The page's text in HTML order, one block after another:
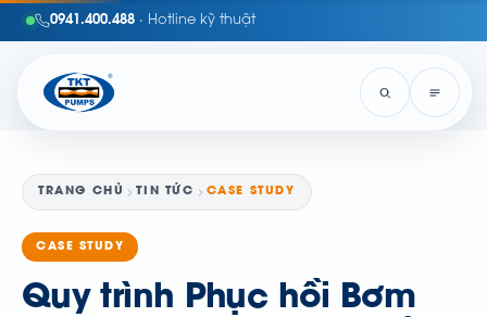
0941.400.488 · Hotline kỹ thuật
TRANG CHỦ TIN TỨC CASE STUDY
CASE STUDY
Quy trình Phục hồi Bơm